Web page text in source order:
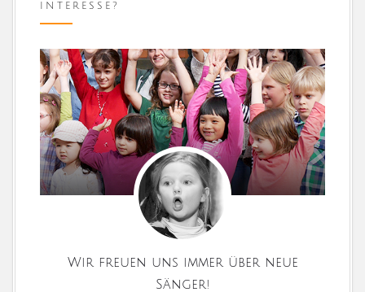
INTERESSE?
Wir freuen uns immer über neue
Sänger!